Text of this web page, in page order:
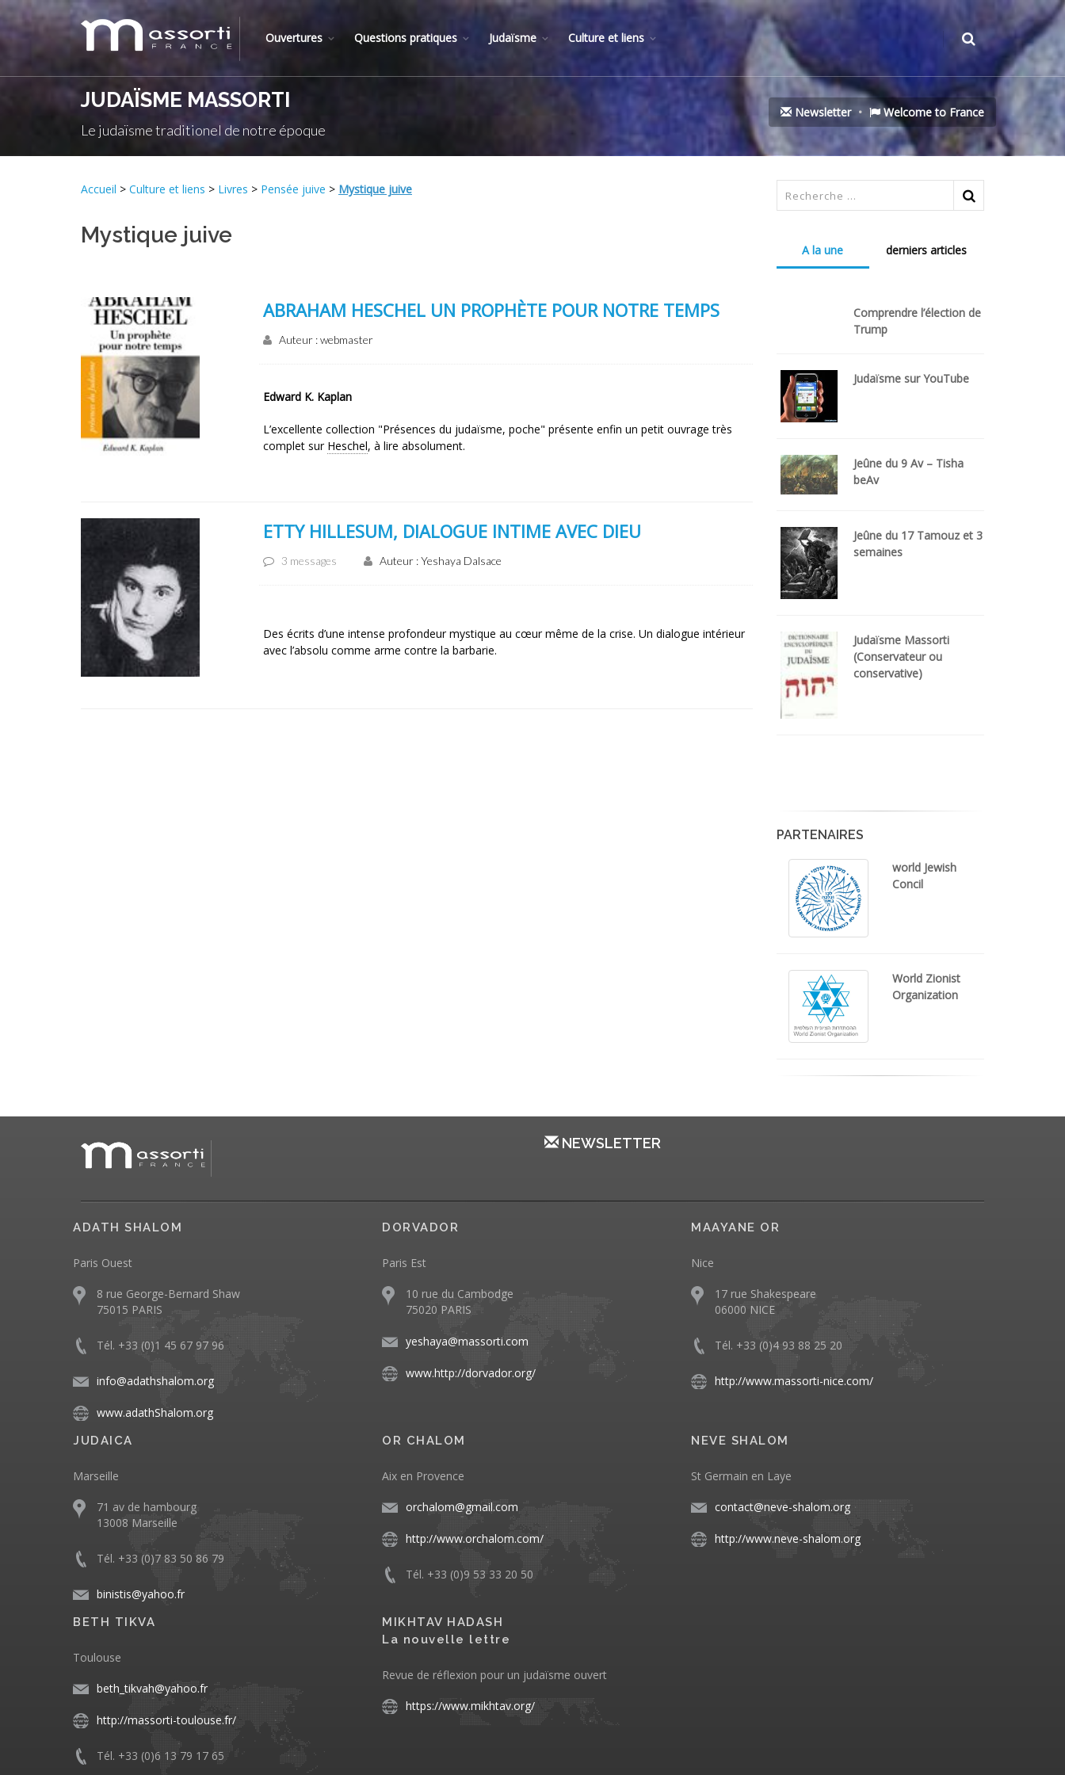
Ouvertures Questions pratiques Judaïsme Culture et liens
JUDAÏSME MASSORTI
Le judaïsme traditionel de notre époque
Newsletter Welcome to France
Accueil > Culture et liens > Livres > Pensée juive > Mystique juive
Mystique juive
ABRAHAM HESCHEL UN PROPHÈTE POUR NOTRE TEMPS
Auteur : webmaster
Edward K. Kaplan
L’excellente collection "Présences du judaïsme, poche" présente enfin un petit ouvrage très
complet sur Heschel, à lire absolument.
ETTY HILLESUM, DIALOGUE INTIME AVEC DIEU
3 messages Auteur : Yeshaya Dalsace
Des écrits d’une intense profondeur mystique au cœur même de la crise. Un dialogue intérieur
avec l’absolu comme arme contre la barbarie.
A la une derniers articles
Comprendre l’élection de
Trump
Judaïsme sur YouTube
Jeûne du 9 Av – Tisha
beAv
Jeûne du 17 Tamouz et 3
semaines
Judaïsme Massorti
(Conservateur ou
conservative)
PARTENAIRES
world Jewish
Concil
World Zionist
Organization
NEWSLETTER
ADATH SHALOM
Paris Ouest
8 rue George-Bernard Shaw
75015 PARIS
Tél. +33 (0)1 45 67 97 96
info@adathshalom.org
www.adathShalom.org
DORVADOR
Paris Est
10 rue du Cambodge
75020 PARIS
yeshaya@massorti.com
www.http://dorvador.org/
MAAYANE OR
Nice
17 rue Shakespeare
06000 NICE
Tél. +33 (0)4 93 88 25 20
http://www.massorti-nice.com/
JUDAICA
Marseille
71 av de hambourg
13008 Marseille
Tél. +33 (0)7 83 50 86 79
binistis@yahoo.fr
OR CHALOM
Aix en Provence
orchalom@gmail.com
http://www.orchalom.com/
Tél. +33 (0)9 53 33 20 50
NEVE SHALOM
St Germain en Laye
contact@neve-shalom.org
http://www.neve-shalom.org
BETH TIKVA
Toulouse
beth_tikvah@yahoo.fr
http://massorti-toulouse.fr/
Tél. +33 (0)6 13 79 17 65
MIKHTAV HADASH
La nouvelle lettre
Revue de réflexion pour un judaïsme ouvert
https://www.mikhtav.org/